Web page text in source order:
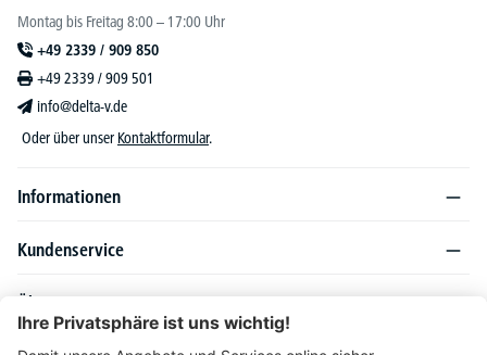
Montag bis Freitag 8:00 – 17:00 Uhr
+49 2339 / 909 850
+49 2339 / 909 501
info@delta-v.de
Oder über unser Kontaktformular.
Informationen
Kundenservice
Über DELTA-V